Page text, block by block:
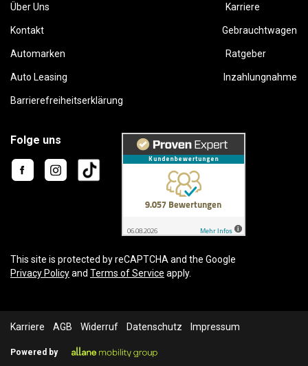
Über Uns Karriere
Kontakt Gebrauchtwagen
Automarken Ratgeber
Auto Leasing Inzahlungnahme
Barrierefreiheitserklärung
Folge uns
This site is protected by reCAPTCHA and the Google
Privacy Policyand Terms of Service apply.
Karriere AGB Widerruf Datenschutz Impressum
Powered by